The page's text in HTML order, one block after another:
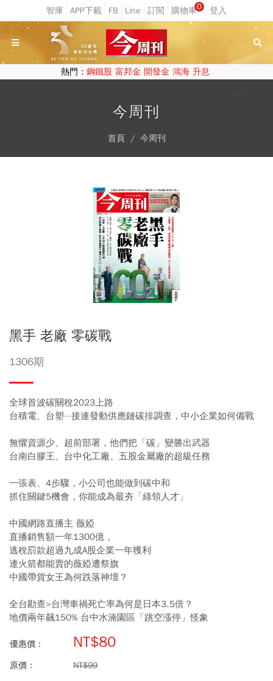
0
熱門： 鋼鐵股 富邦金 開發金 鴻海 升息
今周刊
首頁 今周刊
黑手 老廠 零碳戰
1306期
全球首波碳關稅2023上路
台積電、台塑···接連發動供應鏈碳排調查，中小企業如何備戰
無懼資源少、超前部署，他們把「碳」變勝出武器
台南白膠王、台中化工廠、五股金屬廠的超級任務
一張表、4步驟，小公司也能做到碳中和
抓住關鍵5機會，你能成為最夯「綠領人才」
中國網路直播主 薇婭
直播銷售額一年1300億，
逃稅罰款超過九成A股企業一年獲利
連火箭都能賣的薇婭遭祭旗
中國帶貨女王為何跌落神壇？
全台勘查>台灣車禍死亡率為何是日本3.5倍？
地價兩年飆150% 台中水湳園區「跳空漲停」怪象
優惠價： NT$80
原價： NT$99